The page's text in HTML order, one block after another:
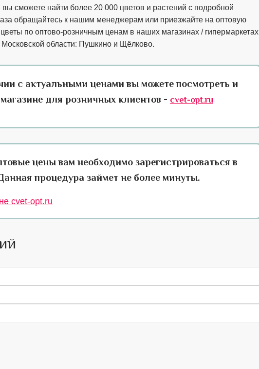
сможете найти более 20 000 цветов и растений с подробной
обращайтесь к нашим менеджерам или приезжайте на оптовую
по оптово-розничным ценам в наших магазинах / гипермаркетах
области: Пушкино и Щёлково.
с актуальными ценами вы можете посмотреть и
для розничных клиентов - cvet-opt.ru
цены вам необходимо зарегистрироваться в
процедура займет не более минуты.
cvet-opt.ru